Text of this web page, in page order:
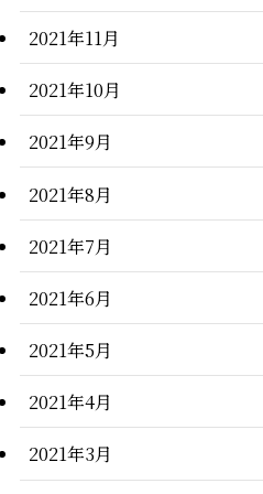
2021年11月
2021年10月
2021年9月
2021年8月
2021年7月
2021年6月
2021年5月
2021年4月
2021年3月